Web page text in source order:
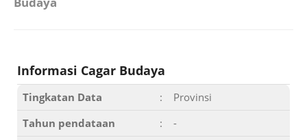
Informasi Cagar Budaya
Tingkatan Data :
Provinsi
Tahun pendataan
:
-